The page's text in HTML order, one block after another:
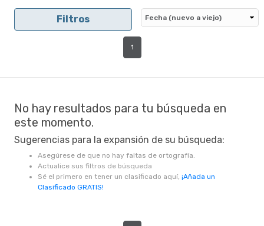
Filtros
1
No hay resultados para tu búsqueda en
este momento.
Sugerencias para la expansión de su búsqueda:
Asegúrese de que no hay faltas de ortografía.
Actualice sus filtros de búsqueda
Sé el primero en tener un clasificado aquí, ¡Añada un
Clasificado GRATIS!